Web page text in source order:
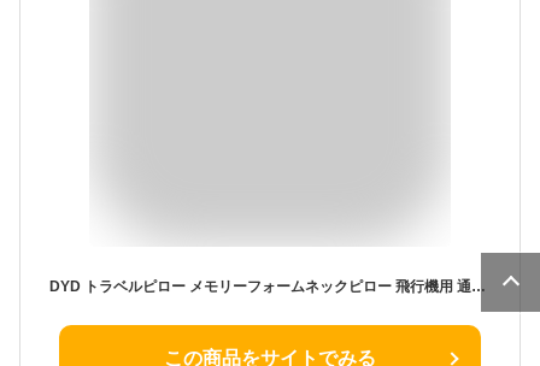
DYD トラベルピロー メモリーフォームネックピロー 飛行機用 通気性&洗濯可能なベロアカバー 人間工学的ネックサポートピロー スリープマスク&耳栓付き
この商品をサイトでみる